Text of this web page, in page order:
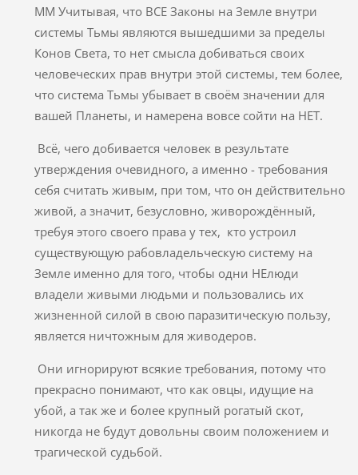
ММ Учитывая, что ВСЕ Законы на Земле внутри
системы Тьмы являются вышедшими за пределы
Конов Света, то нет смысла добиваться своих
человеческих прав внутри этой системы, тем более,
что система Тьмы убывает в своём значении для
вашей Планеты, и намерена вовсе сойти на НЕТ.
Всё, чего добивается человек в результате
утверждения очевидного, а именно - требования
себя считать живым, при том, что он действительно
живой, а значит, безусловно, живорождённый,
требуя этого своего права у тех, кто устроил
существующую рабовладельческую систему на
Земле именно для того, чтобы одни НЕлюди
владели живыми людьми и пользовались их
жизненной силой в свою паразитическую пользу,
является ничтожным для живодеров.
Они игнорируют всякие требования, потому что
прекрасно понимают, что как овцы, идущие на
убой, а так же и более крупный рогатый скот,
никогда не будут довольны своим положением и
трагической судьбой.